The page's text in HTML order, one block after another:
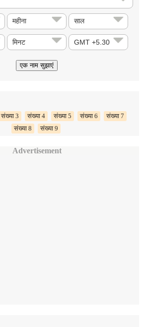
संख्या 3 संख्या 4 संख्या 5 संख्या 6
संख्या 7
संख्या 8
संख्या 9
Advertisement